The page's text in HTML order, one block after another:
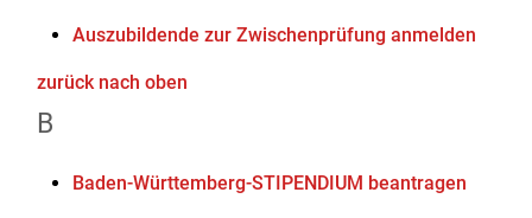
Auszubildende zur Zwischenprüfung anmelden
zurück nach oben
B
Baden-Württemberg-STIPENDIUM beantragen